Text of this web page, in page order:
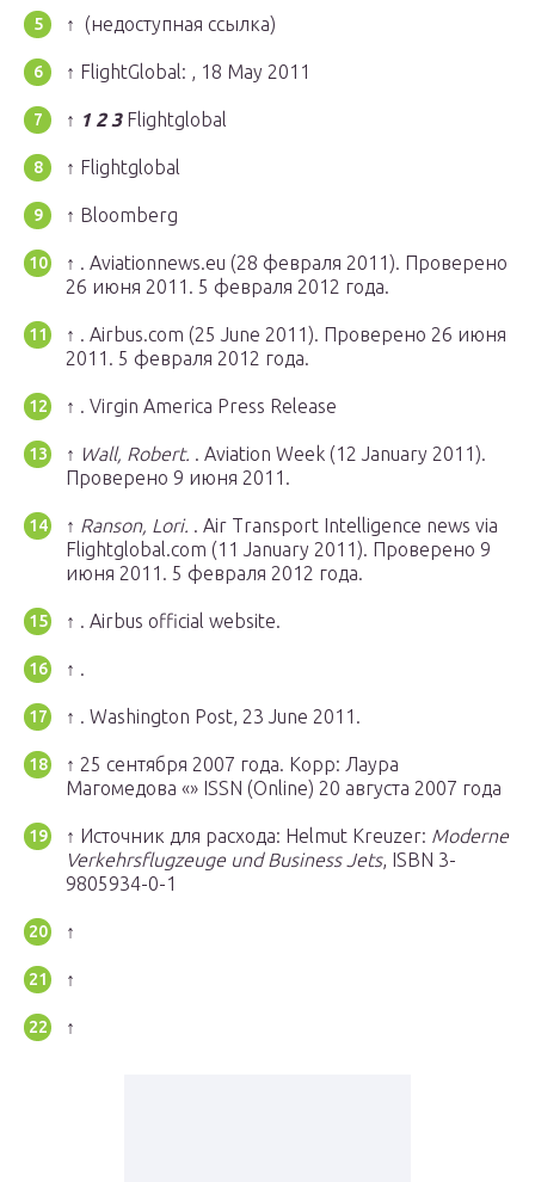
↑ (недоступная ссылка)
↑ FlightGlobal: , 18 May 2011
↑ 1 2 3Flightglobal
↑ Flightglobal
↑ Bloomberg
↑ . Aviationnews.eu (28 февраля 2011). Проверено
26 июня 2011. 5 февраля 2012 года.
↑ . Airbus.com (25 June 2011). Проверено 26 июня
2011. 5 февраля 2012 года.
↑ . Virgin America Press Release
↑ Wall, Robert. . Aviation Week (12 January 2011).
Проверено 9 июня 2011.
↑ Ranson, Lori. . Air Transport Intelligence news via
Flightglobal.com (11 January 2011). Проверено 9
июня 2011. 5 февраля 2012 года.
↑ . Airbus official website.
↑ .
↑ . Washington Post, 23 June 2011.
↑ 25 сентября 2007 года. Корр: Лаура
Магомедова «» ISSN (Online) 20 августа 2007 года
↑ Источник для расхода: Helmut Kreuzer: Moderne
Verkehrsflugzeuge und Business Jets, ISBN 3-
9805934-0-1
↑
↑
↑